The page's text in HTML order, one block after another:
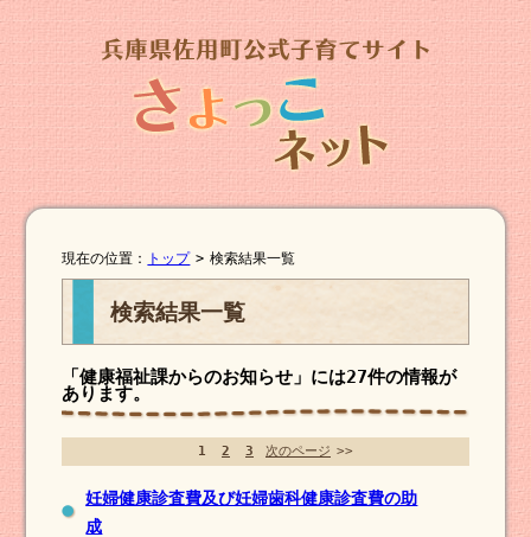
現在の位置： トップ > 検索結果一覧
検索結果一覧
「健康福祉課からのお知らせ」には27件の情報が
あります。
1 2 3 次のページ >>
妊婦健康診査費及び妊婦歯科健康診査費の助
成